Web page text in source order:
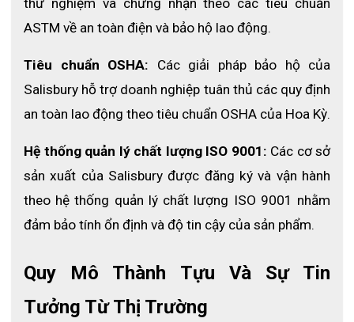
Túi AS Bag dùng để đựng tấm che mặt AS1000
Balo đeo lưng tiện lợi
thử nghiệm và chứng nhận theo các tiêu chuẩn
ASTM về an toàn điện và bảo hộ lao động.
Tiêu chuẩn OSHA: Các giải pháp bảo hộ của
Salisbury hỗ trợ doanh nghiệp tuân thủ các quy định
an toàn lao động theo tiêu chuẩn OSHA của Hoa Kỳ.
Hệ thống quản lý chất lượng ISO 9001: Các cơ sở
sản xuất của Salisbury được đăng ký và vận hành
theo hệ thống quản lý chất lượng ISO 9001 nhằm
đảm bảo tính ổn định và độ tin cậy của sản phẩm.
Quy Mô Thành Tựu Và Sự Tin
Tưởng Từ Thị Trường